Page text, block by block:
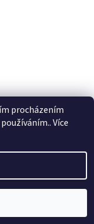
procházením
Více